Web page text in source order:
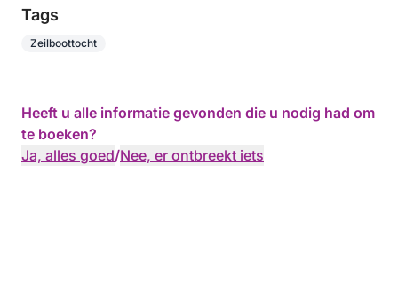
Tags
Zeilboottocht
Heeft u alle informatie gevonden die u nodig had om
te boeken?
Ja, alles goed/Nee, er ontbreekt iets